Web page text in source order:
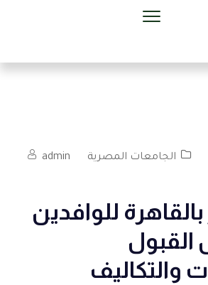
الجامعات المصرية
admin
للوافدين
القبول
والتكاليف